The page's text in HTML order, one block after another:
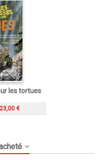
les tortues
23,00 €